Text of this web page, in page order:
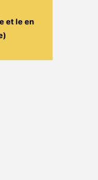
et leen